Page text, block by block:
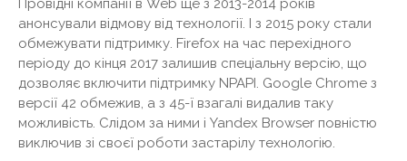
Провідні компанії в Web ще з 2013-2014 років
анонсували відмову від технології. І з 2015 року стали
обмежувати підтримку. Firefox на час перехідного
періоду до кінця 2017 залишив спеціальну версію, що
дозволяє включити підтримку NPAPI. Google Chrome з
версії 42 обмежив, а з 45-ї взагалі видалив таку
можливість. Слідом за ними і Yandex Browser повністю
виключив зі своєї роботи застарілу технологію.